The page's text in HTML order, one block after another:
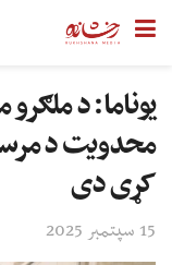
یوناما: د
محدویت د
کړی دی
15 سپتمبر 2025